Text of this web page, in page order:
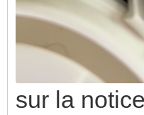
sur la notice